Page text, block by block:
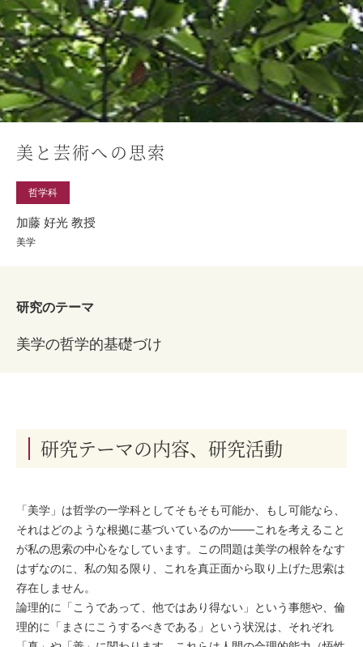
美と芸術への思索
哲学科
加藤 好光 教授
美学
研究のテーマ
美学の哲学的基礎づけ
研究テーマの内容、研究活動
「美学」は哲学の一学科としてそもそも可能か、もし可能なら、
それはどのような根拠に基づいているのか――これを考えること
が私の思索の中心をなしています。この問題は美学の根幹をなす
はずなのに、私の知る限り、これを真正面から取り上げた思索は
存在しません。
論理的に「こうであって、他ではあり得ない」という事態や、倫
理的に「まさにこうするべきである」という状況は、それぞれ